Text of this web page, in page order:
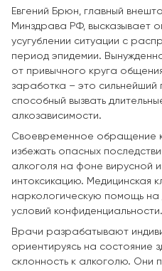
Евгений Брюн, главный
Минздрава РФ, высказывает
усугублении ситуации с
период эпидемии.
от привычного круга
заработка – это сильнейший
способный вызвать
алкозависимости.
Своевременное обращение
избежать опасных
алкоголя на фоне вирусной
интоксикацию. Медицинская
наркологическую помощь на
условий конфиденциальности.
Врачи разрабатывают
ориентируясь на состояние
склонность к алкоголю. Они